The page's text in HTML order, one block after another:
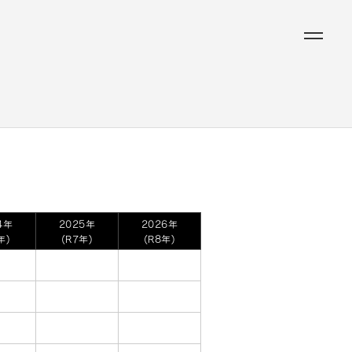
)
2025年
(R7年)
2026年
(R8年)